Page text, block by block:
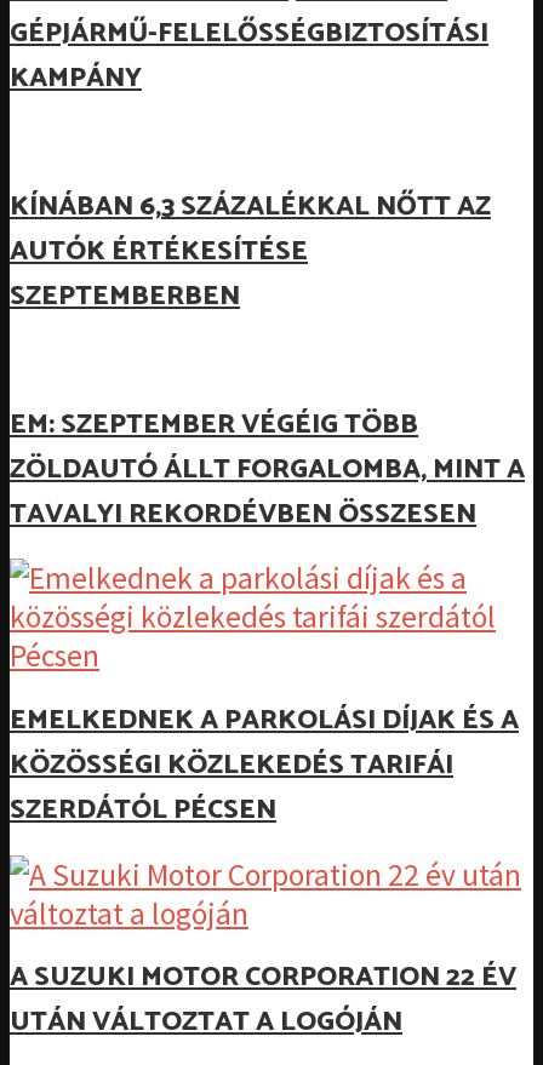
GÉPJÁRMŰ-FELELŐSSÉGBIZTOSÍTÁSI
KAMPÁNY
KÍNÁBAN 6,3 SZÁZALÉKKAL NŐTT AZ
AUTÓK ÉRTÉKESÍTÉSE
SZEPTEMBERBEN
EM: SZEPTEMBER VÉGÉIG TÖBB
ZÖLDAUTÓ ÁLLT FORGALOMBA, MINT A
TAVALYI REKORDÉVBEN ÖSSZESEN
EMELKEDNEK A PARKOLÁSI DÍJAK ÉS A
KÖZÖSSÉGI KÖZLEKEDÉS TARIFÁI
SZERDÁTÓL PÉCSEN
A SUZUKI MOTOR CORPORATION 22 ÉV
UTÁN VÁLTOZTAT A LOGÓJÁN